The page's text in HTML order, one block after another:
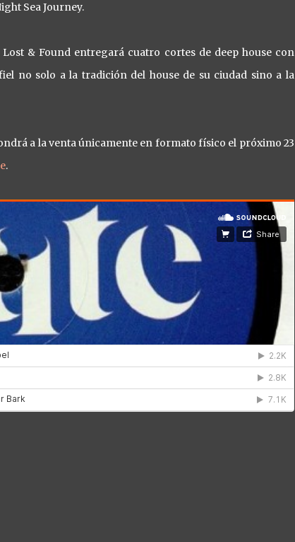
Sea Journey.
& Found entregará cuatro cortes de deep house con
no solo a la tradición del house de su ciudad sino a la
a la venta únicamente en formato físico el próximo 23
.